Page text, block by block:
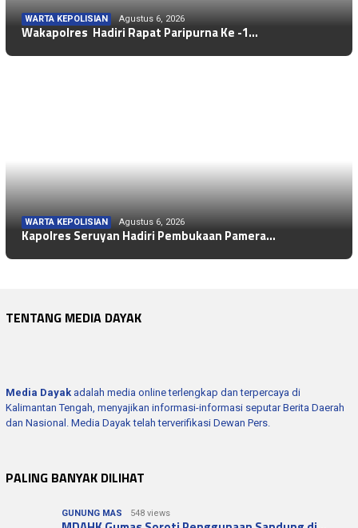
WARTA KEPOLISIAN Agustus 6, 2026
Wakapolres Hadiri Rapat Paripurna Ke -1…
WARTA KEPOLISIAN Agustus 6, 2026
Kapolres Seruyan Hadiri Pembukaan Pamera…
TENTANG MEDIA DAYAK
Media Dayak adalah media online terlengkap dan terpercaya di
Kalimantan Tengah, menyajikan informasi-informasi seputar Berita Daerah
dan Nasional. Media Dayak telah terverifikasi Dewan Pers.
PALING BANYAK DILIHAT
GUNUNG MAS 548 views